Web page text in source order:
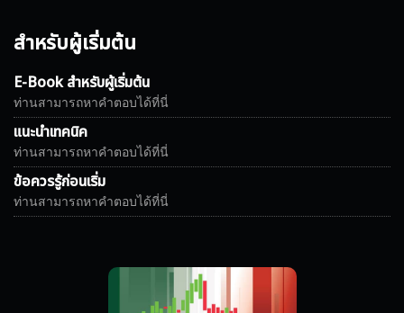
สำหรับผู้เริ่มต้น
E-Book สำหรับผู้เริ่มต้น
ท่านสามารถหาคำตอบได้ที่นี่
แนะนำเทคนิค
ท่านสามารถหาคำตอบได้ที่นี่
ข้อควรรู้ก่อนเริ่ม
ท่านสามารถหาคำตอบได้ที่นี่